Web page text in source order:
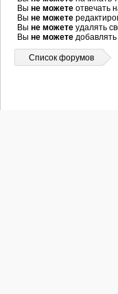
Вы не можете отвечать
Вы не можете
Вы не можете удалять
Вы не можете
Список форумов